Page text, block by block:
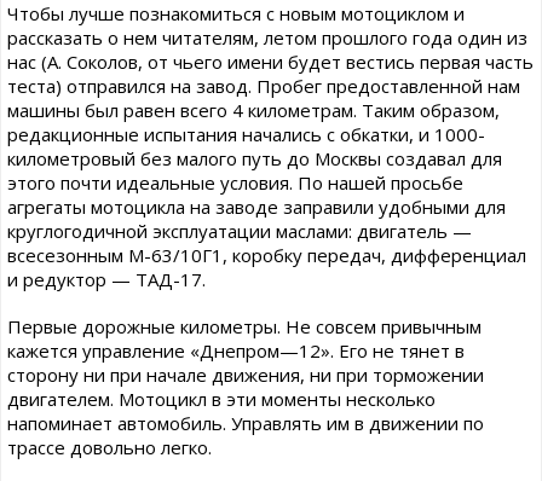
Чтобы лучше познакомиться с новым мотоциклом и
рассказать о нем читателям, летом прошлого года один из
нас (А. Соколов, от чьего имени будет вестись первая часть
теста) отправился на завод. Пробег предоставленной нам
машины был равен всего 4 километрам. Таким образом,
редакционные испытания начались с обкатки, и 1000-
километровый без малого путь до Москвы создавал для
этого почти идеальные условия. По нашей просьбе
агрегаты мотоцикла на заводе заправили удобными для
круглогодичной эксплуатации маслами: двигатель —
всесезонным М-63/10Г1, коробку передач, дифференциал
и редуктор — ТАД-17.
Первые дорожные километры. Не совсем привычным
кажется управление «Днепром—12». Его не тянет в
сторону ни при начале движения, ни при торможении
двигателем. Мотоцикл в эти моменты несколько
напоминает автомобиль. Управлять им в движении по
трассе довольно легко.